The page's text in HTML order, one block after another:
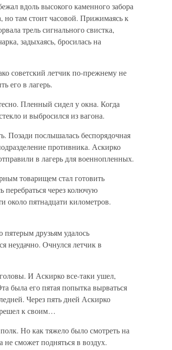
вдоль высокого каменного забора
но там стоит часовой. Прижимаясь к
трель сигнального свистка,
задыхаясь, бросилась на
советский летчик по-прежнему не
его в лагерь.
Пленный сидел у окна. Когда
и выбросился из вагона.
Позади послышалась беспорядочная
противника. Аскирко
в лагерь для военнопленных.
товарищем стал готовить
через колючую
около пятнадцати километров.
друзьям удалось
неудачно. Очнулся летчик в
И Аскирко все-таки ушел,
была его пятая попытка вырваться
Через пять дней Аскирко
к своим…
Но как тяжело было смотреть на
не сможет подняться в воздух.